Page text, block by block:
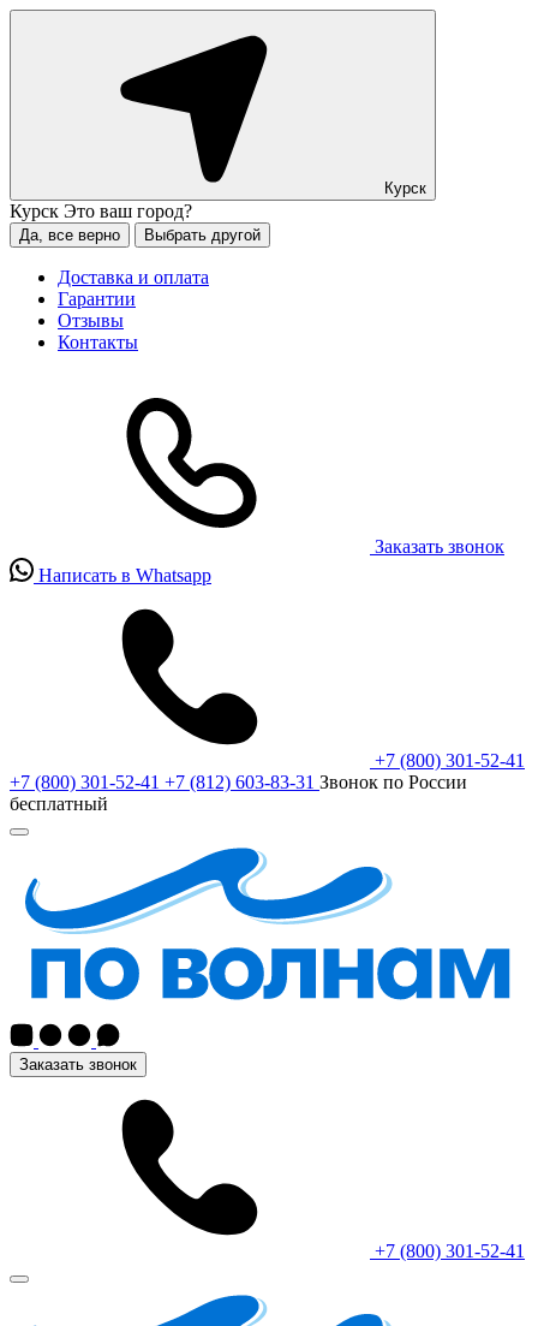
Курск
Курск Это ваш город?
Да, все верно Выбрать другой
Доставка и оплата
Гарантии
Отзывы
Контакты
Заказать звонок
Написать в Whatsapp
+7 (800) 301-52-41
+7 (800) 301-52-41 +7 (812) 603-83-31 Звонок по России
бесплатный
Заказать звонок
+7 (800) 301-52-41